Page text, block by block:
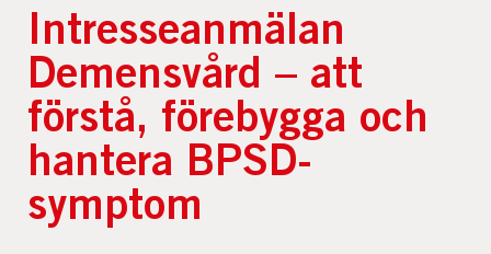
Intresseanmälan
Demensvård – att
förstå, förebygga och
hantera BPSD-
symptom